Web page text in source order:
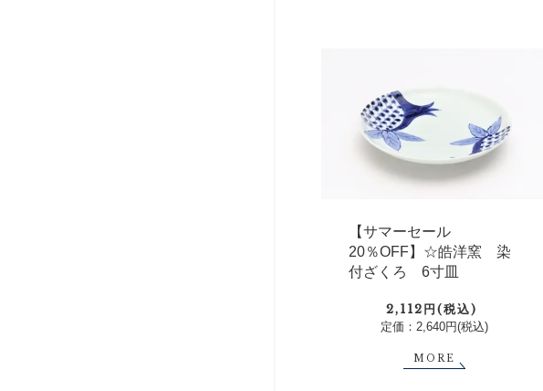
【サマーセール
20％OFF】☆皓洋窯 染
付ざくろ 6寸皿
2,112円(税込)
定価：2,640円(税込)
MORE